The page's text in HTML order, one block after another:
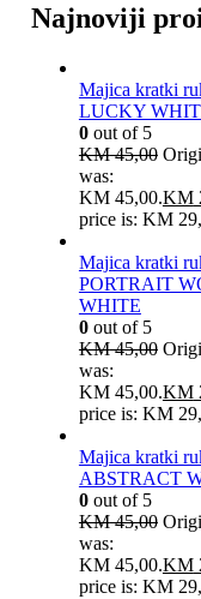
Najnoviji
Majica kratki
LUCKY
0out of 5
KM45,00
was:
KM 45,00.KM
price is: KM
Majica kratki
PORTRAIT
WHITE
0out of 5
KM45,00
was:
KM 45,00.KM
price is: KM
Majica kratki
ABSTRACT
0out of 5
KM45,00
was:
KM 45,00.KM
price is: KM